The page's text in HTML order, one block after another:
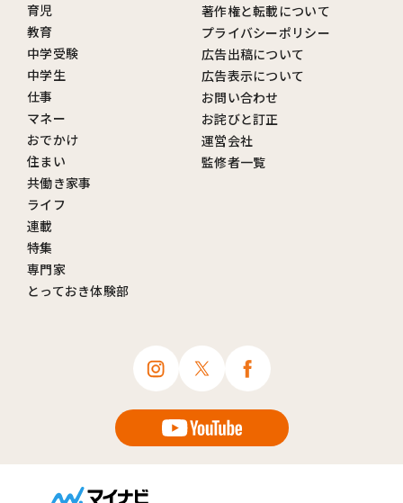
育児
教育
中学受験
中学生
仕事
マネー
おでかけ
住まい
共働き家事
ライフ
連載
特集
専門家
とっておき体験部
著作権と転載について
プライバシーポリシー
広告出稿について
広告表示について
お問い合わせ
お詫びと訂正
運営会社
監修者一覧